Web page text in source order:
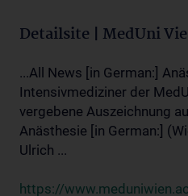
Detailsite | MedUni
...All News [in German:]
Intensivmediziner der
vergebene Auszeichnung
Anästhesie [in German:]
Ulrich ...
https://